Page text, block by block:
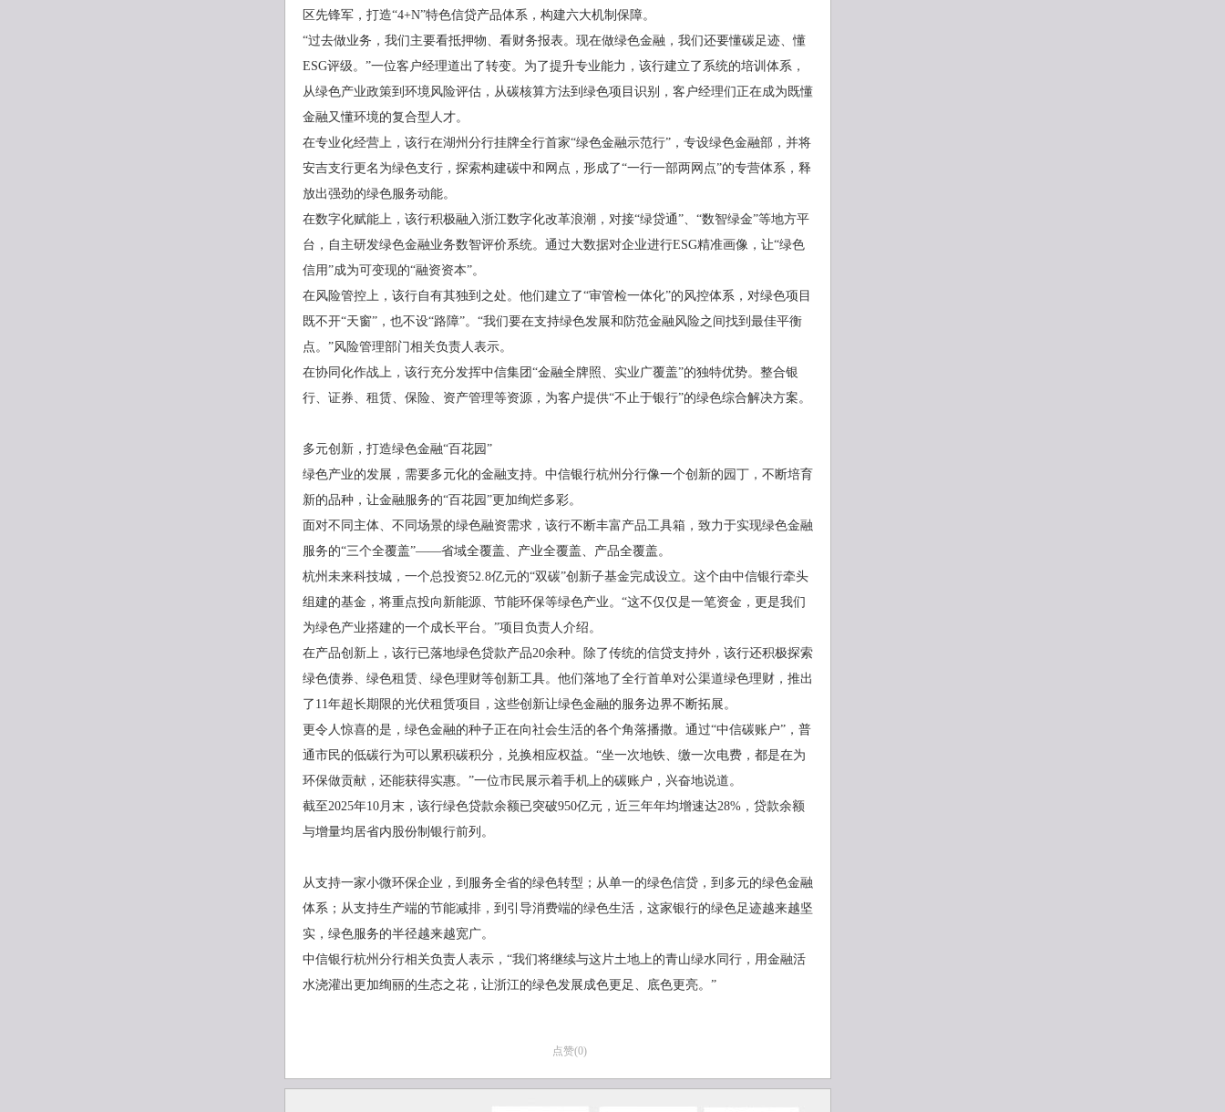
区先锋军，打造“4+N”特色信贷产品体系，构建六大机制保障。
“过去做业务，我们主要看抵押物、看财务报表。现在做绿色金融，我们还要懂碳足迹、懂
ESG评级。”一位客户经理道出了转变。为了提升专业能力，该行建立了系统的培训体系，
从绿色产业政策到环境风险评估，从碳核算方法到绿色项目识别，客户经理们正在成为既懂
金融又懂环境的复合型人才。
在专业化经营上，该行在湖州分行挂牌全行首家“绿色金融示范行”，专设绿色金融部，并将
安吉支行更名为绿色支行，探索构建碳中和网点，形成了“一行一部两网点”的专营体系，释
放出强劲的绿色服务动能。
在数字化赋能上，该行积极融入浙江数字化改革浪潮，对接“绿贷通”、“数智绿金”等地方平
台，自主研发绿色金融业务数智评价系统。通过大数据对企业进行ESG精准画像，让“绿色
信用”成为可变现的“融资资本”。
在风险管控上，该行自有其独到之处。他们建立了“审管检一体化”的风控体系，对绿色项目
既不开“天窗”，也不设“路障”。“我们要在支持绿色发展和防范金融风险之间找到最佳平衡
点。”风险管理部门相关负责人表示。
在协同化作战上，该行充分发挥中信集团“金融全牌照、实业广覆盖”的独特优势。整合银
行、证券、租赁、保险、资产管理等资源，为客户提供“不止于银行”的绿色综合解决方案。
多元创新，打造绿色金融“百花园”
绿色产业的发展，需要多元化的金融支持。中信银行杭州分行像一个创新的园丁，不断培育
新的品种，让金融服务的“百花园”更加绚烂多彩。
面对不同主体、不同场景的绿色融资需求，该行不断丰富产品工具箱，致力于实现绿色金融
服务的“三个全覆盖”——省域全覆盖、产业全覆盖、产品全覆盖。
杭州未来科技城，一个总投资52.8亿元的“双碳”创新子基金完成设立。这个由中信银行牵头
组建的基金，将重点投向新能源、节能环保等绿色产业。“这不仅仅是一笔资金，更是我们
为绿色产业搭建的一个成长平台。”项目负责人介绍。
在产品创新上，该行已落地绿色贷款产品20余种。除了传统的信贷支持外，该行还积极探索
绿色债券、绿色租赁、绿色理财等创新工具。他们落地了全行首单对公渠道绿色理财，推出
了11年超长期限的光伏租赁项目，这些创新让绿色金融的服务边界不断拓展。
更令人惊喜的是，绿色金融的种子正在向社会生活的各个角落播撒。通过“中信碳账户”，普
通市民的低碳行为可以累积碳积分，兑换相应权益。“坐一次地铁、缴一次电费，都是在为
环保做贡献，还能获得实惠。”一位市民展示着手机上的碳账户，兴奋地说道。
截至2025年10月末，该行绿色贷款余额已突破950亿元，近三年年均增速达28%，贷款余额
与增量均居省内股份制银行前列。
从支持一家小微环保企业，到服务全省的绿色转型；从单一的绿色信贷，到多元的绿色金融
体系；从支持生产端的节能减排，到引导消费端的绿色生活，这家银行的绿色足迹越来越坚
实，绿色服务的半径越来越宽广。
中信银行杭州分行相关负责人表示，“我们将继续与这片土地上的青山绿水同行，用金融活
水浇灌出更加绚丽的生态之花，让浙江的绿色发展成色更足、底色更亮。”
点赞(0)